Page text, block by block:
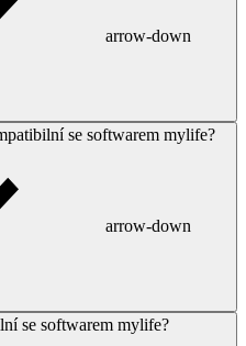
arrow-down
se softwarem mylife?
arrow-down
se softwarem mylife?